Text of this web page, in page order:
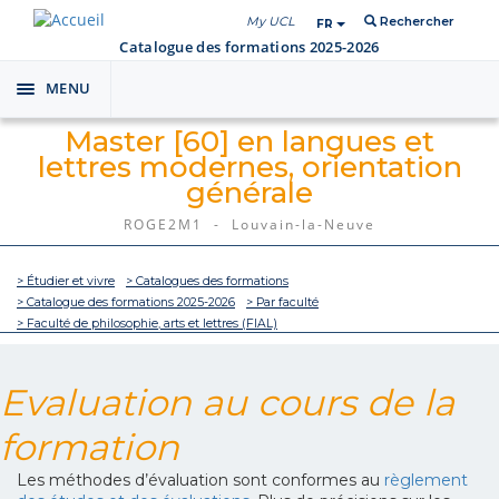
My UCL FR Rechercher
Catalogue des formations 2025-2026
Toggle
navigation
MENU
Master [60] en langues et
lettres modernes, orientation
générale
ROGE2M1 - Louvain-la-Neuve
> Étudier et vivre
> Catalogues des formations
> Catalogue des formations 2025-2026
> Par faculté
> Faculté de philosophie, arts et lettres (FIAL)
Evaluation au cours de la
formation
Les méthodes d’évaluation sont conformes au règlement